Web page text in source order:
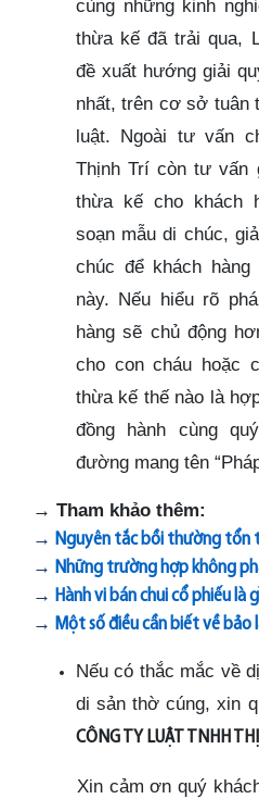
cùng những kinh
thừa kế đã trải qua,
đề xuất hướng giải
nhất, trên cơ sở tuân
luật. Ngoài tư vấn
Thịnh Trí còn tư vấn
thừa kế cho khách
soạn mẫu di chúc,
chúc để khách
này. Nếu hiểu rõ
hàng sẽ chủ động
cho con cháu hoặc
thừa kế thế nào là
đồng hành cùng
đường mang tên
→ Tham khảo thêm:
→ Nguyên tắc bồi thường tổn
→ Những trường hợp không
→ Hành vi bán chui cổ phiếu là
→ Một số điều cần biết về bảo
Nếu có thắc mắc về
di sản thờ cúng, xin
CÔNG TY LUẬT TNHH
Xin cảm ơn quý khách